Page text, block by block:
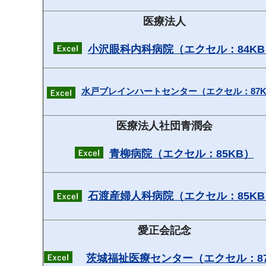
医療法人
小沢眼科内科病院（エクセル：
水戸ブレインハートセンター（エクセル：
医療法人社団青潤会
青柳病院（エクセル：85KB）
石渡産婦人科病院（エクセル：
愛正会記念
茨城福祉医療センター（エクセル：